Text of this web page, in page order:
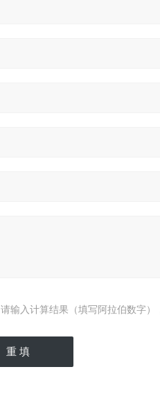
请输入计算结果（填写阿拉伯数字）